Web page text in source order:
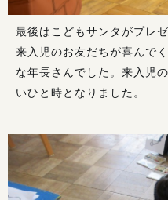
最後はこどもサンタがプレ
来入児のお友だちが喜んで
な年長さんでした。来入児
いひと時となりました。